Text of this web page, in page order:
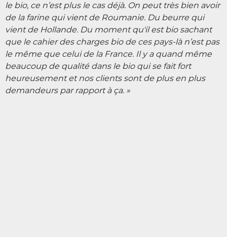
le bio, ce n’est plus le cas déjà. On peut très bien avoir
de la farine qui vient de Roumanie. Du beurre qui
vient de Hollande. Du moment qu'il est bio sachant
que le cahier des charges bio de ces pays-là n’est pas
le même que celui de la France. Il y a quand même
beaucoup de qualité dans le bio qui se fait fort
heureusement et nos clients sont de plus en plus
demandeurs par rapport à ça. »